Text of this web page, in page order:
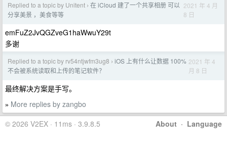
Replied to a topic by Unitent › 在 iCloud 建了一个共享相册 可以
分享美景 ，美食等等
2021 年 4 月
8 日
emFuZ2JvQGZveG1haWwuY29t
多谢
Replied to a topic by rv54ntjwfm3ug8 › iOS 上有什么让数据 100%
不会被系统读取和上传的笔记软件？
2021 年 4
月 8 日
最终解决方案是手写。
» More replies by zangbo
About · Language
© 2026 V2EX · 11ms · 3.9.8.5